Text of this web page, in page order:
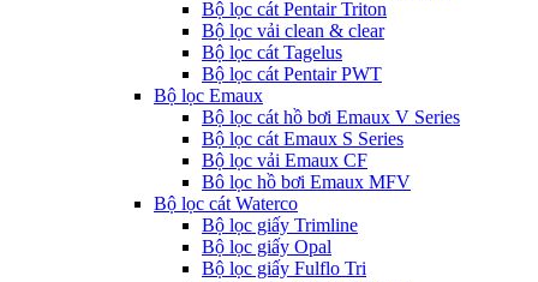
Bộ lọc cát Pentair Triton
Bộ lọc vải clean & clear
Bộ lọc cát Tagelus
Bộ lọc cát Pentair PWT
Bộ lọc Emaux
Bộ lọc cát hồ bơi Emaux V Series
Bộ lọc cát Emaux S Series
Bộ lọc vải Emaux CF
Bô lọc hồ bơi Emaux MFV
Bộ lọc cát Waterco
Bộ lọc giấy Trimline
Bộ lọc giấy Opal
Bộ lọc giấy Fulflo Tri